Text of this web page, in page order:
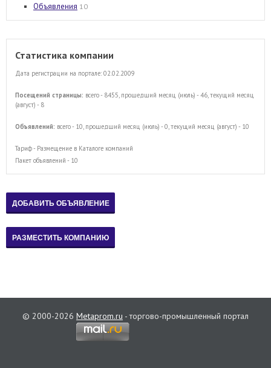
Объявления 10
Статистика компании
Дата регистрации на портале: 02.02.2009
Посещений страницы: всего - 8455, прошедший месяц (июль) - 46, текущий месяц
(август) - 8
Объявлений: всего - 10, прошедший месяц (июль) - 0, текущий месяц (август) - 10
Тариф - Размещение в Каталоге компаний
Пакет объявлений - 10
© 2000-2026 Metaprom.ru - торгово-промышленный портал